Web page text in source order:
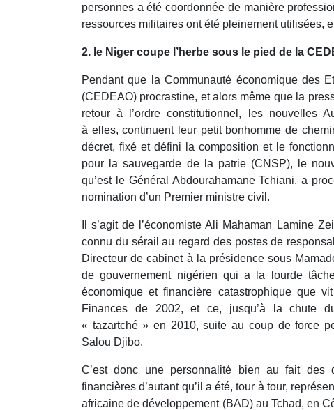
personnes a été coordonnée de manière
ressources militaires ont été pleinement utilisées,
2. le Niger coupe l’herbe sous le pied de la
Pendant que la Communauté économique des
(CEDEAO) procrastine, et alors même que la
retour à l’ordre constitutionnel, les nouvelles
à elles, continuent leur petit bonhomme de
décret, fixé et défini la composition et le
pour la sauvegarde de la patrie (CNSP), le
qu’est le Général Abdourahamane Tchiani, a
nomination d’un Premier ministre civil.
Il s’agit de l’économiste Ali Mahaman Lamine
connu du sérail au regard des postes de
Directeur de cabinet à la présidence sous
de gouvernement nigérien qui a la lourde
économique et financière catastrophique que
Finances de 2002, et ce, jusqu’à la chute
« tazartché » en 2010, suite au coup de force
Salou Djibo.
C’est donc une personnalité bien au fait des
financières d’autant qu’il a été, tour à tour,
africaine de développement (BAD) au Tchad, en